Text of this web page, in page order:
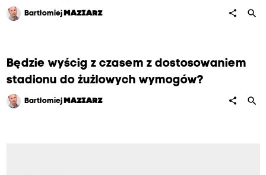
Bartłomiej MAZIARZ share search
Będzie wyścig z czasem z dostosowaniem
stadionu do żużlowych wymogów?
Bartłomiej MAZIARZ share search